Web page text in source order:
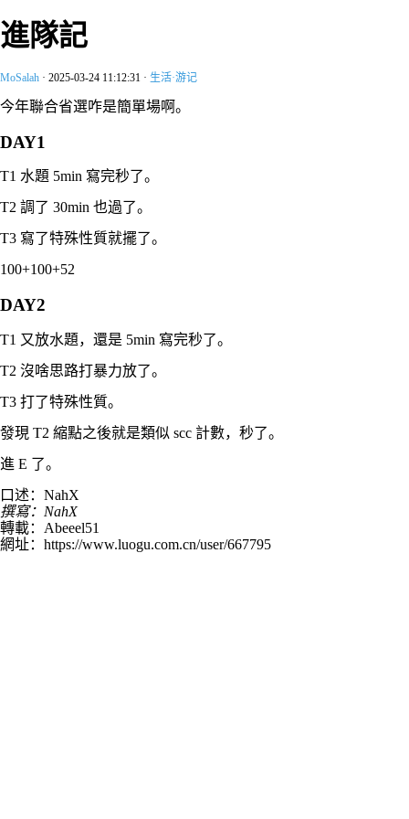
進隊記
MoSalah · 2025-03-24 11:12:31 · 生活·游记
今年聯合省選咋是簡單場啊。
DAY1
T1 水題 5min 寫完秒了。
T2 調了 30min 也過了。
T3 寫了特殊性質就擺了。
100+100+52
DAY2
T1 又放水題，還是 5min 寫完秒了。
T2 沒啥思路打暴力放了。
T3 打了特殊性質。
發現 T2 縮點之後就是類似 scc 計數，秒了。
進 E 了。
口述：NahX
撰寫：NahX
轉載：Abeeel51
網址：https://www.luogu.com.cn/user/667795